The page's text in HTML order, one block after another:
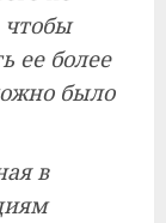
ее более
было
в